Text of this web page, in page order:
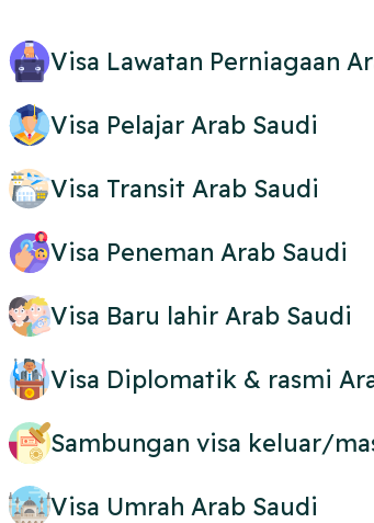
Visa Lawatan Perniagaan
Visa Pelajar Arab Saudi
Visa Transit Arab Saudi
Visa Peneman Arab Saudi
Visa Baru lahir Arab Saudi
Visa Diplomatik & rasmi
Sambungan visa keluar/
Visa Umrah Arab Saudi